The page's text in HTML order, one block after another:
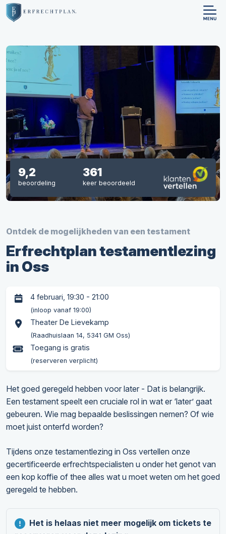
Ontdek de mogelijkheden van een testament
Erfrechtplan testamentlezing
in Oss
4 februari, 19:30 - 21:00
(inloop vanaf 19:00)
Theater De Lievekamp
(Raadhuislaan 14, 5341 GM Oss)
Toegang is gratis
(reserveren verplicht)
Het goed geregeld hebben voor later - Dat is belangrijk.
Een testament speelt een cruciale rol in wat er ‘later’ gaat
gebeuren. Wie mag bepaalde beslissingen nemen? Of wie
moet juist onterfd worden?
Tijdens onze testamentlezing in Oss vertellen onze
gecertificeerde erfrechtspecialisten u onder het genot van
een kop koffie of thee alles wat u moet weten om het goed
geregeld te hebben.
Het is helaas niet meer mogelijk om tickets te
9,2
beoordeling
361
keer beoordeeld